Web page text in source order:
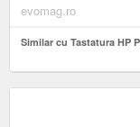
evomag.ro
Similar cu Tastatura HP